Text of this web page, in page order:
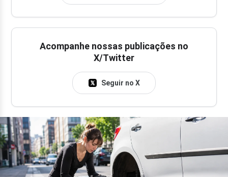
Acompanhe nossas publicações no
X/Twitter
Seguir no X